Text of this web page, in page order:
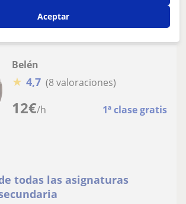
12€/h 1ª clase gratis
Belén
★ 4,7 (8 valoraciones)
todas las asignaturas
Aceptar